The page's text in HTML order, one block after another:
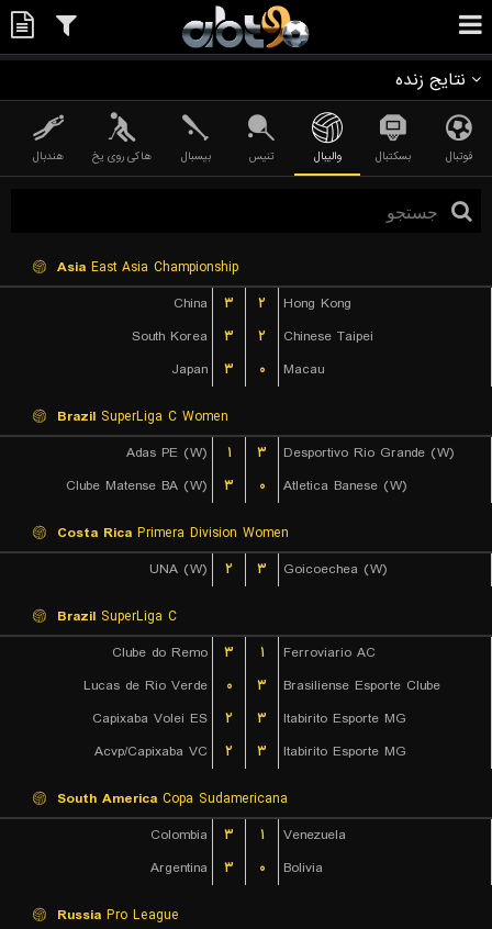
نتایج زنده
فوتبال بسکتبال والیبال تنیس بیسبال هاکی روی یخ هندبال
Asia East Asia Championship
China
۳ ۲
Hong Kong
South Korea
۳ ۲
Chinese Taipei
Japan
۳ ۰ Macau
Brazil SuperLiga C Women
Adas PE (W)
۱ ۳
Desportivo Rio Grande (W)
Clube Matense BA (W)
۳ ۰ Atletica Banese (W)
Costa Rica Primera Division Women
UNA (W)
۲ ۳ Goicoechea (W)
Brazil SuperLiga C
Clube do Remo
۳ ۱
Ferroviario AC
Lucas de Rio Verde
۰ ۳
Brasiliense Esporte Clube
Capixaba Volei ES
۲ ۳
Itabirito Esporte MG
Acvp/Capixaba VC
۲ ۳ Itabirito Esporte MG
South America Copa Sudamericana
Colombia
۳ ۱
Venezuela
Argentina
۳ ۰ Bolivia
Russia Pro League